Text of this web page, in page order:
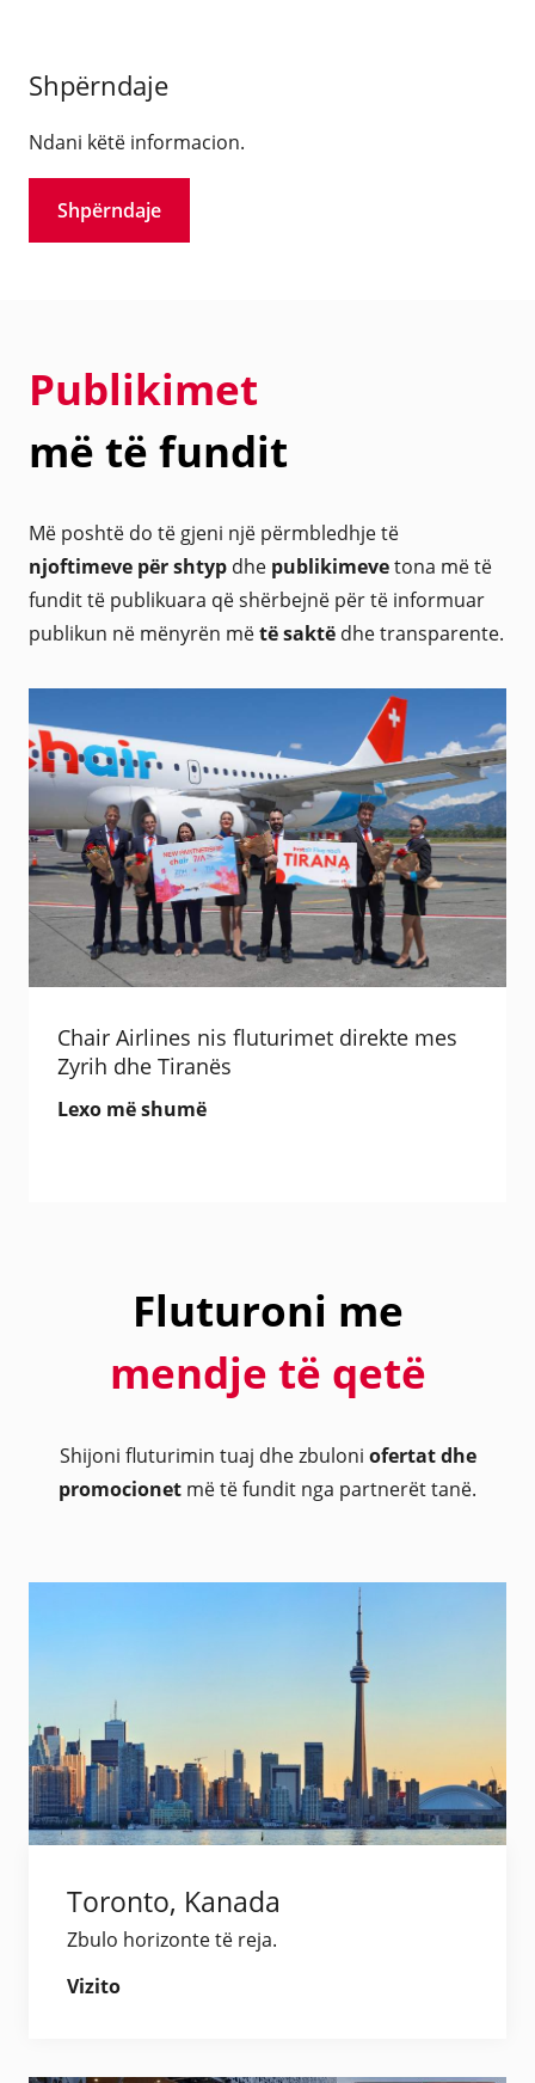
Shpërndaje
Ndani këtë informacion.
Shpërndaje
Publikimet
më të fundit
Më poshtë do të gjeni një përmbledhje të
njoftimeve për shtyp dhe publikimevetona më të
fundit të publikuara që shërbejnë për të informuar
publikun në mënyrën mëtë saktë dhe transparente.
Chair Airlines nis fluturimet direkte mes
Zyrih dhe Tiranës
Lexo më shumë
Fluturoni me
mendje të qetë
Shijoni fluturimin tuaj dhe zbuloni ofertat dhe
promocionet më të fundit nga partnerët tanë.
Toronto, Kanada
Zbulo horizonte të reja.
Vizito